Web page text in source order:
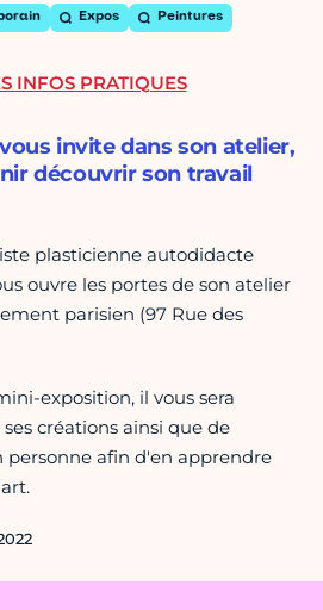
Expos Peintures
invite dans son atelier,
découvrir son travail
plasticienne autodidacte
ouvre les portes de son atelier
parisien (97 Rue des
exposition, il vous sera
créations ainsi que de
personne afin d'en apprendre
INFOS PRATIQUES